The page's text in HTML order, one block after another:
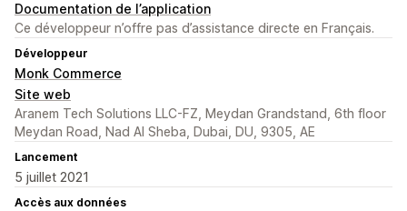
Documentation de l’application
Ce développeur n’offre pas d’assistance directe en Français.
Développeur
Monk Commerce
Site web
Aranem Tech Solutions LLC-FZ, Meydan Grandstand, 6th floor
Meydan Road, Nad Al Sheba, Dubai, DU, 9305, AE
Lancement
5 juillet 2021
Accès aux données